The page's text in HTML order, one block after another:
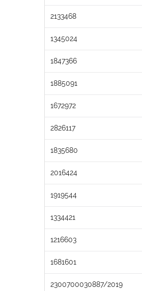
2133468
1345024
1847366
1885091
1672972
2826117
1835680
2016424
1919544
1334421
1216603
1681601
2300700030887/2019